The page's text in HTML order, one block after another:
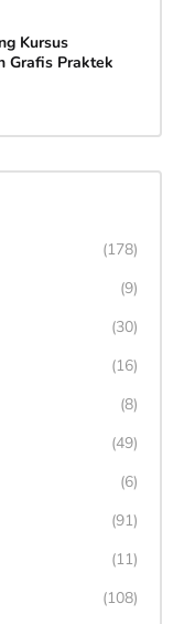
Kursus
Grafis Praktek
(178)
(9)
(30)
(16)
(8)
(49)
(6)
(91)
(11)
(108)